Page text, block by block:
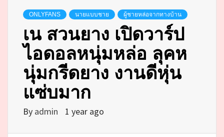
ONLYFANS นายแบบชาย ผู้ชายหล่อจากทางบ้าน
เน สวนยาง เปิดวาร์ป
ไอดอลหนุ่มหล่อ ลุคห
นุ่มกรีดยาง งานดีหุ่น
แซ่บมาก
By admin 1 year ago